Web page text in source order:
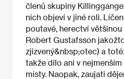
členů skupiny
nich objeví v jiné roli.
poutavé, herectví
Robert Gustafsson
zjizvený&nbsp;otec) a
takže dílo ani v
místy. Naopak, zaujati